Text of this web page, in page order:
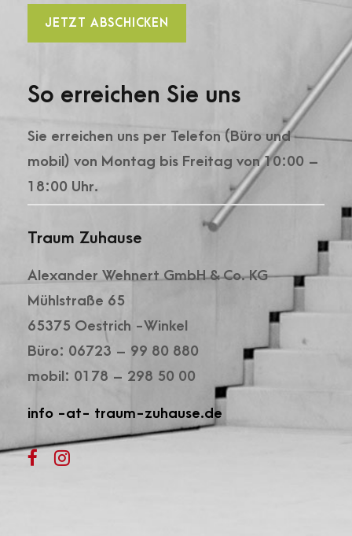
So erreichen Sie uns
Sie erreichen uns per Telefon (Büro und
mobil) von Montag bis Freitag von 10:00 –
18:00 Uhr.
Traum Zuhause
Alexander Wehnert GmbH & Co. KG
Mühlstraße 65
65375 Oestrich -Winkel
Büro: 06723 – 99 80 880
mobil: 0178 – 298 50 00
info -at- traum-zuhause.de